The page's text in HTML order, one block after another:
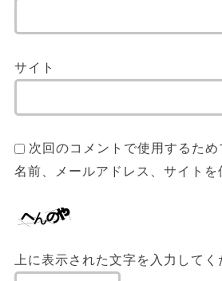
サイト
次回のコメントで使用するた
名前、メールアドレス、サイトを
上に表示された文字を入力してく